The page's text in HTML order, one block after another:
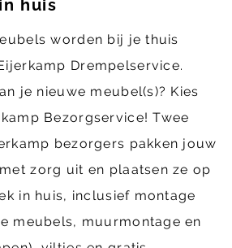
huis
worden bij je thuis
Drempelservice.
je nieuwe meubel(s)? Kies
Bezorgservice! Twee
bezorgers pakken jouw
zorg uit en plaatsen ze op
in huis, inclusief montage
meubels, muurmontage en